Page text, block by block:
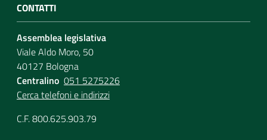
CONTATTI
Assemblea legislativa
Viale Aldo Moro, 50
40127 Bologna
Centralino 051 5275226
Cerca telefoni e indirizzi
C.F. 800.625.903.79